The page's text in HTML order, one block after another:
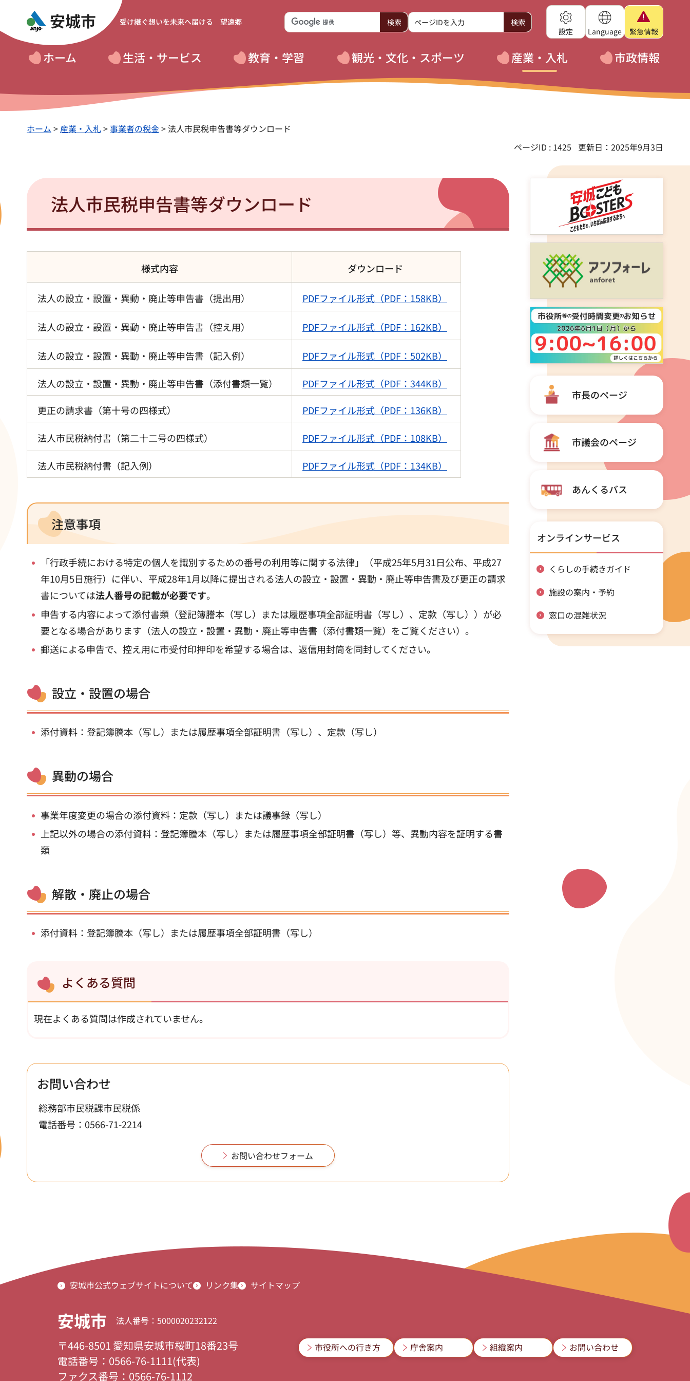
受け継ぐ想いを未来へ届ける 望遠郷
設定
Language 緊急情報
ホーム 生活・サービス 教育・学習 観光・文化・スポーツ 産業・入札 市政情報
ホーム > 産業・入札>事業者の税金> 法人市民税申告書等ダウンロード
ページID : 1425
更新日：2025年9月3日
法人市民税申告書等ダウンロード
様式内容 ダウンロード
法人の設立・設置・異動・廃止等申告書（提出用） PDFファイル形式（PDF：158KB）
法人の設立・設置・異動・廃止等申告書（控え用） PDFファイル形式（PDF：162KB）
法人の設立・設置・異動・廃止等申告書（記入例） PDFファイル形式（PDF：502KB）
法人の設立・設置・異動・廃止等申告書（添付書類一覧）
PDFファイル形式（PDF：344KB）
更正の請求書（第十号の四様式）
PDFファイル形式（PDF：136KB）
法人市民税納付書（第二十二号の四様式） PDFファイル形式（PDF：108KB）
法人市民税納付書（記入例） PDFファイル形式（PDF：134KB）
注意事項
「行政手続における特定の個人を識別するための番号の利用等に関する法律」（平成25年5月31日公布、平成27
年10月5日施行）に伴い、平成28年1月以降に提出される法人の設立・設置・異動・廃止等申告書及び更正の請求
書については法人番号の記載が必要です。
申告する内容によって添付書類（登記簿謄本（写し）または履歴事項全部証明書（写し）、定款（写し））が必
要となる場合があります（法人の設立・設置・異動・廃止等申告書（添付書類一覧）をご覧ください）。
郵送による申告で、控え用に市受付印押印を希望する場合は、返信用封筒を同封してください。
設立・設置の場合
添付資料：登記簿謄本（写し）または履歴事項全部証明書（写し）、定款（写し）
異動の場合
事業年度変更の場合の添付資料：定款（写し）または議事録（写し）
上記以外の場合の添付資料：登記簿謄本（写し）または履歴事項全部証明書（写し）等、異動内容を証明する書
類
解散・廃止の場合
添付資料：登記簿謄本（写し）または履歴事項全部証明書（写し）
よくある質問
現在よくある質問は作成されていません。
お問い合わせ
総務部市民税課市民税係
電話番号：0566-71-2214
市長のページ
市議会のページ
あんくるバス
オンラインサービス
くらしの手続きガイド
施設の案内・予約
窓口の混雑状況
安城市公式ウェブサイトについて リンク集 サイトマップ
安城市 法人番号：5000020232122
〒446-8501 愛知県安城市桜町18番23号
電話番号：0566-76-1111(代表)
ファクス番号：0566-76-1112
市役所への行き方 庁舎案内 組織案内 お問い合わせ